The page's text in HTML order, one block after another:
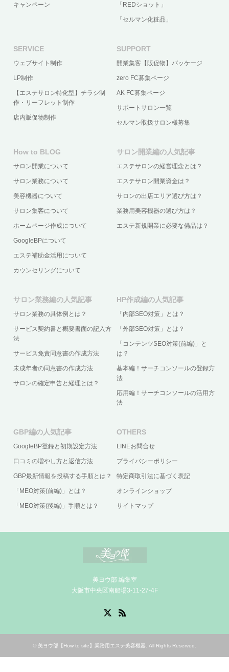
キャンペーン 「REDショット」
「セルマン化粧品」
SERVICE
ウェブサイト制作
LP制作
【エステサロン特化型】チラシ制
作・リーフレット制作
店内販促物制作
SUPPORT
開業集客【販促物】パッケージ
zero FC募集ページ
AK FC募集ページ
サポートサロン一覧
セルマン取扱サロン様募集
How to BLOG
サロン開業について
サロン業務について
美容機器について
サロン集客について
ホームページ作成について
GoogleBPについて
エステ補助金活用について
カウンセリングについて
サロン開業編の人気記事
エステサロンの経営理念とは？
エステサロン開業資金は？
サロンの出店エリア選び方は？
業務用美容機器の選び方は？
エステ新規開業に必要な備品は？
サロン業務編の人気記事
サロン業務の具体例とは？
サービス契約書と概要書面の記入方
法
サービス免責同意書の作成方法
未成年者の同意書の作成方法
サロンの確定申告と経理とは？
HP作成編の人気記事
「内部SEO対策」とは？
「外部SEO対策」とは？
「コンテンツSEO対策(前編)」と
は？
基本編！サーチコンソールの登録方
法
応用編！サーチコンソールの活用方
法
GBP編の人気記事
GoogleBP登録と初期設定方法
口コミの増やし方と返信方法
GBP最新情報を投稿する手順とは？
「MEO対策(前編)」とは？
「MEO対策(後編)」手順とは？
OTHERS
LINEお問合せ
プライバシーポリシー
特定商取引法に基づく表記
オンラインショップ
サイトマップ
美ヨウ部 編集室
大阪市中央区南船場3-11-27-4F
© 美ヨウ部【How to site】業務用エステ美容機器 . All Rights Reserved.